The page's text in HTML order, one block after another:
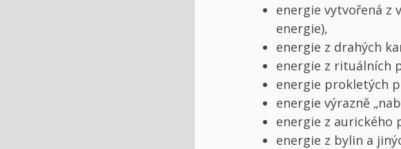
energie vytvořená z
energie),
energie z drahých
energie z rituálních
energie prokletých
energie výrazně
energie z aurického
energie z bylin a